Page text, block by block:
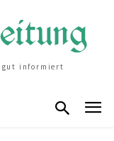
gut informiert